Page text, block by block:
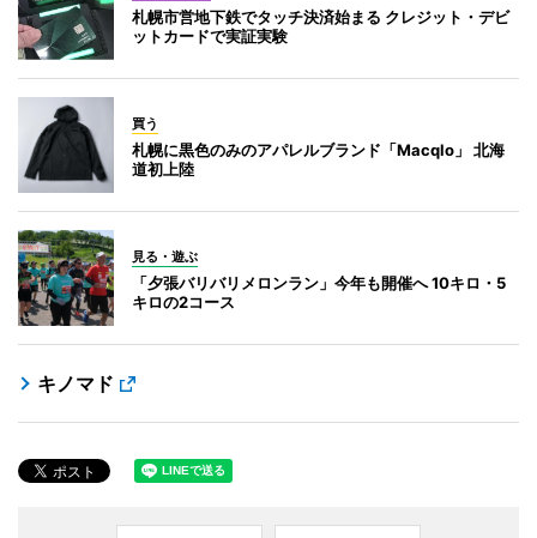
札幌市営地下鉄でタッチ決済始まる クレジット・デビ
ットカードで実証実験
買う
札幌に黒色のみのアパレルブランド「Macqlo」 北海
道初上陸
見る・遊ぶ
「夕張バリバリメロンラン」今年も開催へ 10キロ・5
キロの2コース
キノマド